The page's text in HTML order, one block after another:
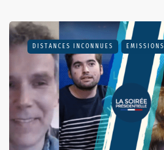
DISTANCES INCONNUES EMISSIONS